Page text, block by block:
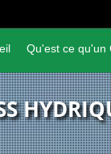
Qu'est ce qu'un